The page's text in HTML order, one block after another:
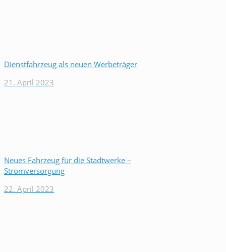
Dienstfahrzeug als neuen Werbeträger
21. April 2023
Neues Fahrzeug für die Stadtwerke –
Stromversorgung
22. April 2023